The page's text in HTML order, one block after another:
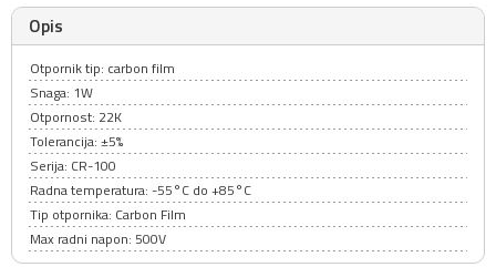
Opis
Otpornik tip: carbon film
Snaga: 1W
Otpornost: 22K
Tolerancija: ±5%
Serija: CR-100
Radna temperatura: -55°C do +85°C
Tip otpornika: Carbon Film
Max radni napon: 500V